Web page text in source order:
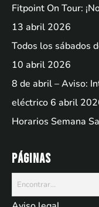
Fitpoint On Tour:
13 abril 2026
Todos los sábados
10 abril 2026
8 de abril – Aviso:
eléctrico 6 abril
Horarios Semana
Páginas